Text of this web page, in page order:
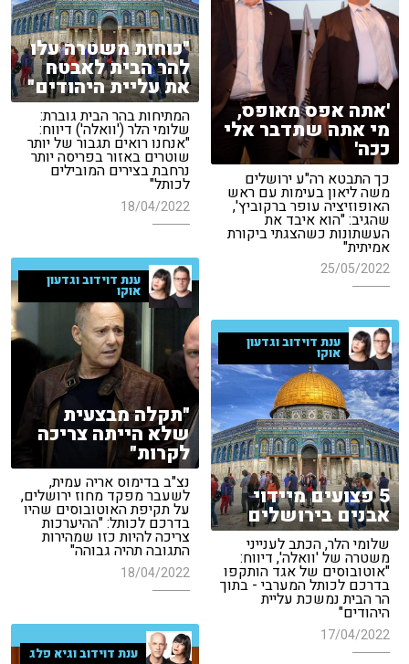
'אתה אפס מאופס,
מי אתה שתדבר אלי
ככה'
כך התבטא רה"ע ירושלים
משה ליאון בעימות עם ראש
האופוזיציה עופר ברקוביץ',
שהגיב: "הוא איבד את
העשתונות כשהצגתי ביקורת
אמיתית"
25/05/2022
"כוחות משטרה עלו
להר הבית לאבטח
את עליית היהודים"
המתיחות בהר הבית גוברת:
שלומי הלר ('וואלה') דיווח:
"אנחנו רואים תגבור של יותר
שוטרים באזור בפריסה יותר
נרחבת בצירים המובילים
לכותל"
18/04/2022
ענת דוידוב וגדעון
אוקו
"תקלה מבצעית
שלא הייתה צריכה
לקרות"
נצ"ב בדימוס אריה עמית,
לשעבר מפקד מחוז ירושלים,
על תקיפת האוטובוסים שהיו
בדרכם לכותל: "ההיערכות
צריכה להיות כזו שמהירות
התגובה תהיה גבוהה"
18/04/2022
ענת דוידוב וגדעון
אוקו
5 פצועים מיידוי
אבנים בירושלים
שלומי הלר, הכתב לענייני
משטרה של 'וואלה', דיווח:
"אוטובוסים של אגד הותקפו
בדרכם לכותל המערבי - בתוך
הר הבית נמשכת עליית
היהודים"
17/04/2022
ענת דוידוב וגיא פלג